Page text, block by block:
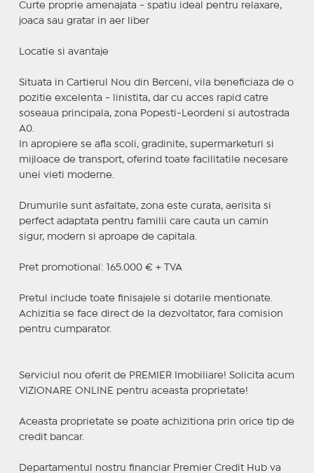
Curte proprie amenajata - spatiu ideal pentru relaxare,
joaca sau gratar in aer liber
Locatie si avantaje
Situata in Cartierul Nou din Berceni, vila beneficiaza de o
pozitie excelenta - linistita, dar cu acces rapid catre
soseaua principala, zona Popesti-Leordeni si autostrada
A0.
In apropiere se afla scoli, gradinite, supermarketuri si
mijloace de transport, oferind toate facilitatile necesare
unei vieti moderne.
Drumurile sunt asfaltate, zona este curata, aerisita si
perfect adaptata pentru familii care cauta un camin
sigur, modern si aproape de capitala.
Pret promotional: 165.000 € + TVA
Pretul include toate finisajele si dotarile mentionate.
Achizitia se face direct de la dezvoltator, fara comision
pentru cumparator.
Serviciul nou oferit de PREMIER Imobiliare! Solicita acum
VIZIONARE ONLINE pentru aceasta proprietate!
Aceasta proprietate se poate achizitiona prin orice tip de
credit bancar.
Departamentul nostru financiar Premier Credit Hub va